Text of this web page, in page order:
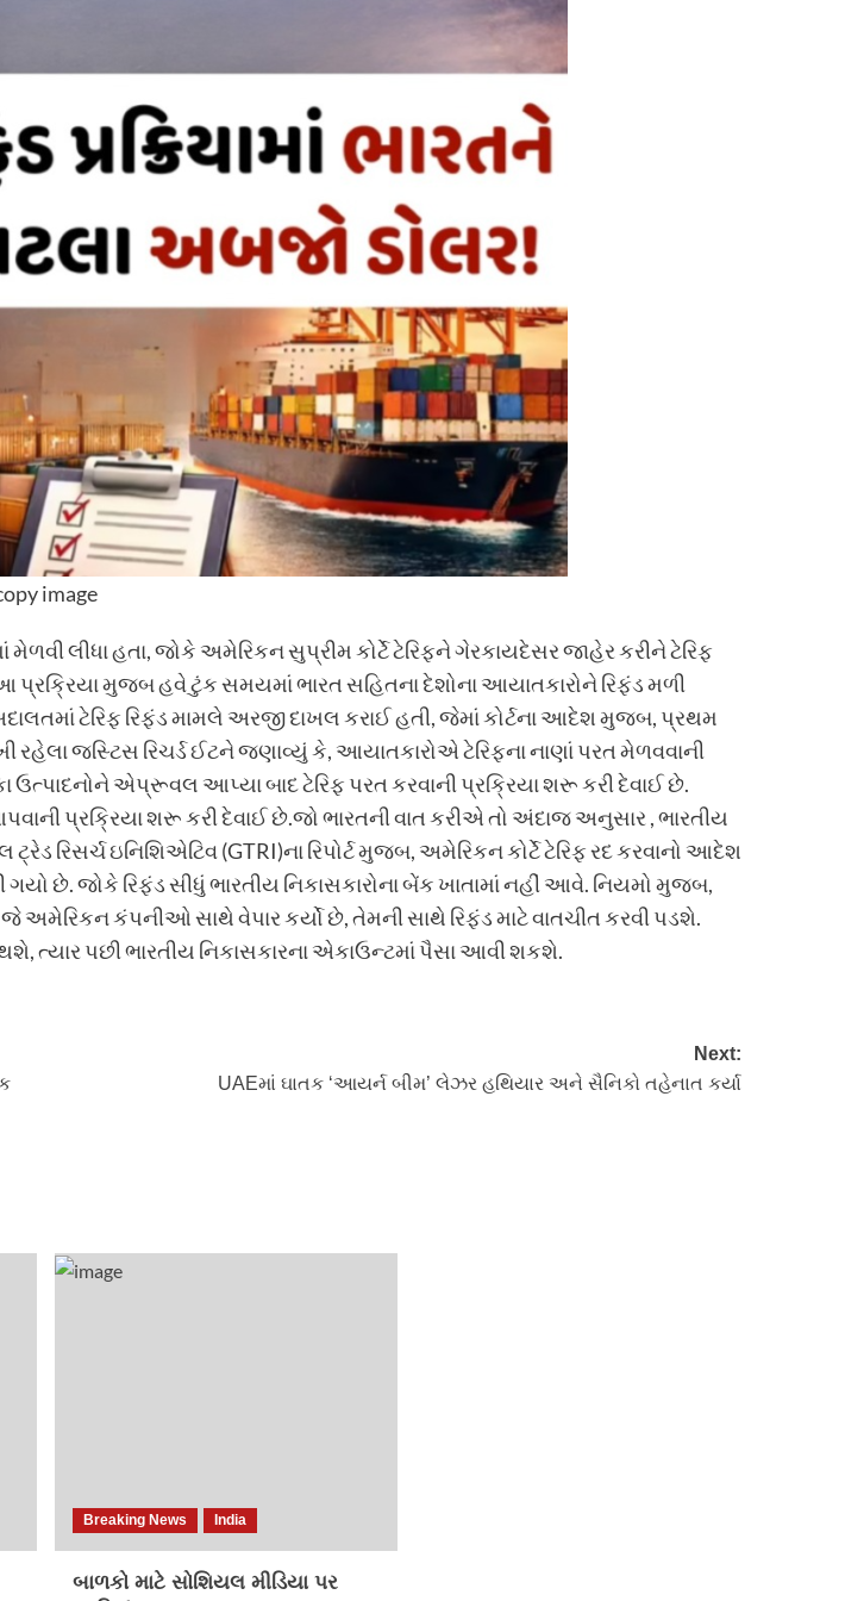
image
લીધા હતા, જોકે અમેરિકન સુપ્રીમ કોર્ટે ટેરિફને ગેરકાયદેસર જાહેર કરીને ટેરિફ
પ્રક્રિયા મુજબ હવે ટુંક સમયમાં ભારત સહિતના દેશોના આયાતકારોને રિફંડ મળી
ટેરિફ રિફંડ મામલે અરજી દાખલ કરાઈ હતી, જેમાં કોર્ટના આદેશ મુજબ, પ્રથમ
જસ્ટિસ રિચર્ડ ઈટને જણાવ્યું કે, આયાતકારોએ ટેરિફના નાણાં પરત મેળવવાની
ઉત્પાદનોને એપ્રૂવલ આપ્યા બાદ ટેરિફ પરત કરવાની પ્રક્રિયા શરૂ કરી દેવાઈ છે.
પ્રક્રિયા શરૂ કરી દેવાઈ છે.જો ભારતની વાત કરીએ તો અંદાજ અનુસાર , ભારતીય
રિસર્ચ ઇનિશિએટિવ (GTRI)ના રિપોર્ટ મુજબ, અમેરિકન કોર્ટે ટેરિફ રદ કરવાનો આદેશ
છે. જોકે રિફંડ સીધું ભારતીય નિકાસકારોના બેંક ખાતામાં નહીં આવે. નિયમો મુજબ,
કંપનીઓ સાથે વેપાર કર્યો છે, તેમની સાથે રિફંડ માટે વાતચીત કરવી પડશે.
ત્યાર પછી ભારતીય નિકાસકારના એકાઉન્ટમાં પૈસા આવી શકશે.
Next:
UAEમાં ઘાતક ‘આયર્ન બીમ’ લેઝર હથિયાર અને સૈનિકો તહેનાત કર્યા
Breaking News India
બાળકો માટે સોશિયલ મીડિયા પર